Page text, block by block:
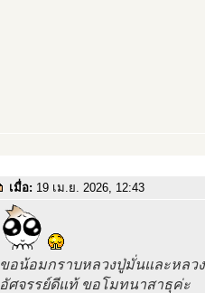
เมื่อ: 19 เม.ย. 2026, 12:43
ขอน้อมกราบหลวงปู่มั่นและหลว
อัศจรรย์ดีแท้ ขอโมทนาสาธุค่ะ